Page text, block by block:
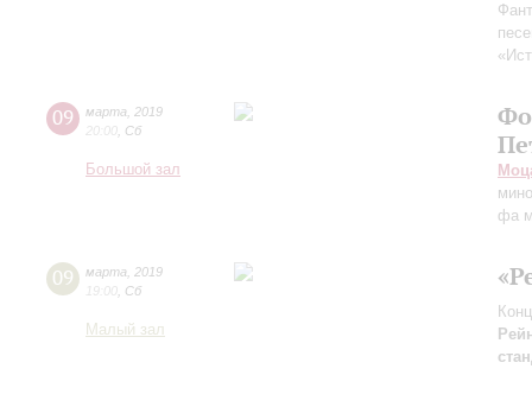
09 марта
2019
20:00 Сб
Большой зал
фа
09 марта
2019
19:00 Сб
Малый зал